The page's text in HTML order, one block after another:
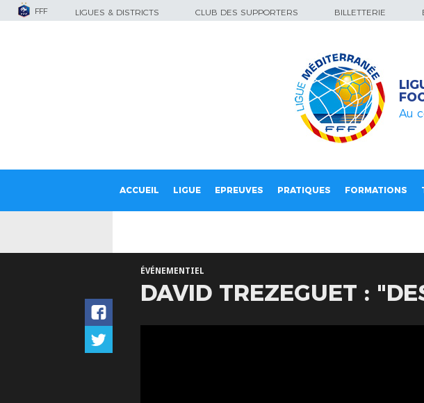
FFF LIGUES & DISTRICTS CLUB DES SUPPORTERS BILLETTERIE
Au
ACCUEIL LIGUE EPREUVES PRATIQUES FORMATIONS
ÉVÉNEMENTIEL
DAVID TREZEGUET :